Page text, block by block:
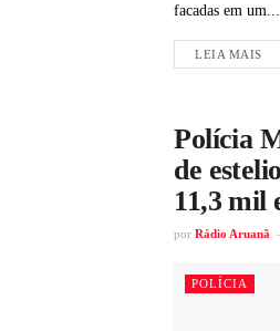
facadas em um...
LEIA MAIS
Polícia
de
11,3 mil
por Rádio Aruanã
POLÍCIA